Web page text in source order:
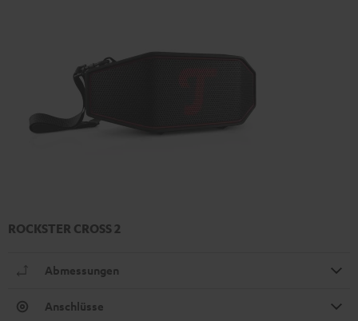
ROCKSTER CROSS 2
Abmessungen
Anschlüsse